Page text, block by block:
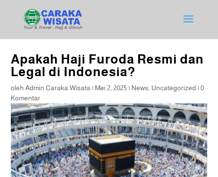
Apakah Haji Furoda Resmi dan
Legal di Indonesia?
olehAdmin Caraka Wisata | Mei 2, 2025 | News Uncategorized |0
Komentar